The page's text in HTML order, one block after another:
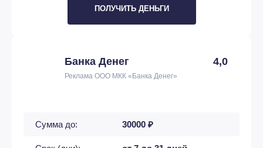
ПОЛУЧИТЬ ДЕНЬГИ
Банка Денег 4,0
Реклама ООО МКК «Банка Денег»
Сумма до: 30000 ₽